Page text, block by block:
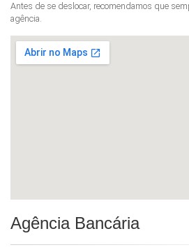
Antes de se deslocar, recomendamos que
agência.
Agência Bancária